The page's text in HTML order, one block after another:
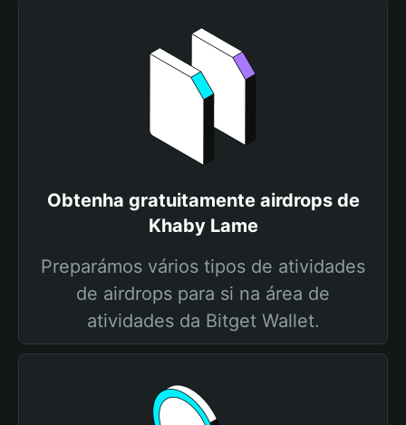
Obtenha gratuitamente airdrops de
Khaby Lame
Preparámos vários tipos de atividades
de airdrops para si na área de
atividades da Bitget Wallet.